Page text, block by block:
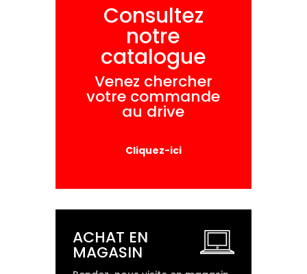
Consultez
notre
catalogue
Venez chercher
votre commande
au drive
Cliquez-ici
ACHAT EN
MAGASIN